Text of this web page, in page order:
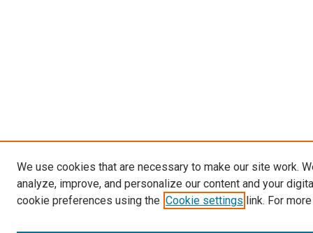
We use cookies that are necessary to make our site work.
analyze, improve, and personalize our content and your
cookie preferences using the Cookie settings link. For